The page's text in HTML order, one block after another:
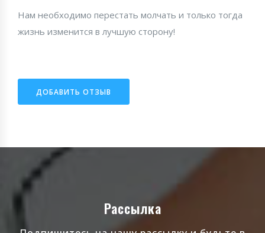
Нам необходимо перестать молчать и только тогда
жизнь изменится в лучшую сторону!
ДОБАВИТЬ ОТЗЫВ
Рассылка